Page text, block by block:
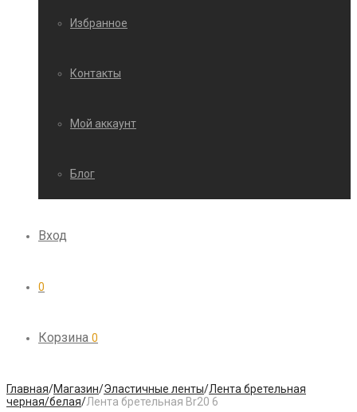
Избранное
Контакты
Мой аккаунт
Блог
Вход
0
Корзина 0
Главная/Магазин/Эластичные ленты/Лента бретельная
черная/белая/Лента бретельная Br20 6